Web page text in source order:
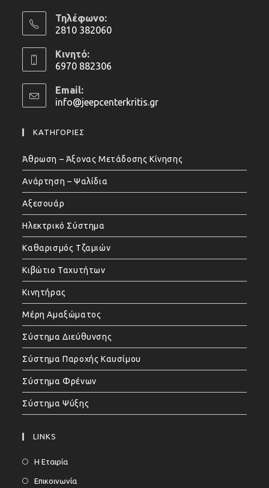
Τηλέφωνο:
2810 382060
in
your
application
Κινητό:
6970 882306
in
your
Email:
info@jeepcenterkritis.grOpens
ΚΑΤΗΓΟΡΙΕΣ
Άθρωση – Άξονας Μετάδοσης Κίνησης
Ανάρτηση – Ψαλίδια
Αξεσουάρ
Ηλεκτρικό Σύστημα
Καθαρισμός Τζαμιών
Κιβώτιο Ταχυτήτων
Κινητήρας
Μέρη Αμαξώματος
Σύστημα Διεύθυνσης
Σύστημα Παροχής Καυσίμου
Σύστημα Φρένων
Σύστημα Ψύξης
LINKS
Η Εταιρία
Επικοινωνία